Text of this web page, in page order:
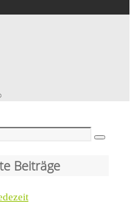
Suchen
Beiträge